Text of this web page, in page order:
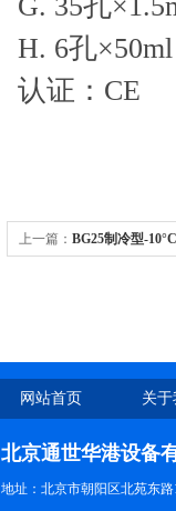
H. 6孔
认证： CE
上一篇： BG25制冷型-
网站首页 关
北京通世华港设备
地址：北京市朝阳区北苑东路